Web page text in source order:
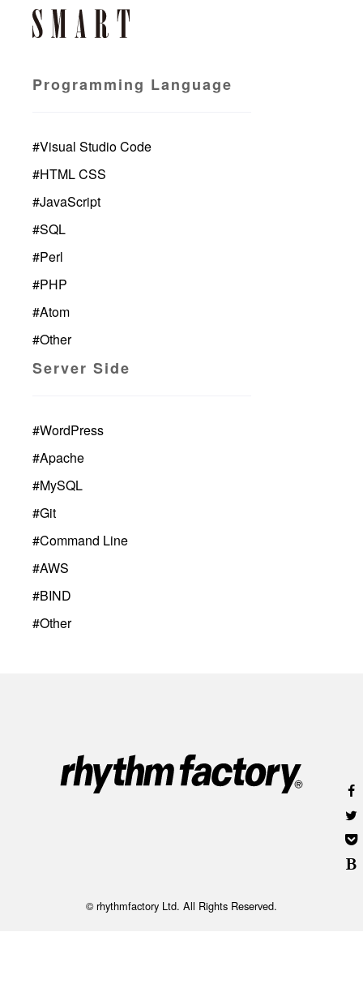
Programming Language
#Visual Studio Code
#HTML CSS
#JavaScript
#SQL
#Perl
#PHP
#Atom
#Other
Server Side
#WordPress
#Apache
#MySQL
#Git
#Command Line
#AWS
#BIND
#Other
© rhythmfactory Ltd. All Rights Reserved.